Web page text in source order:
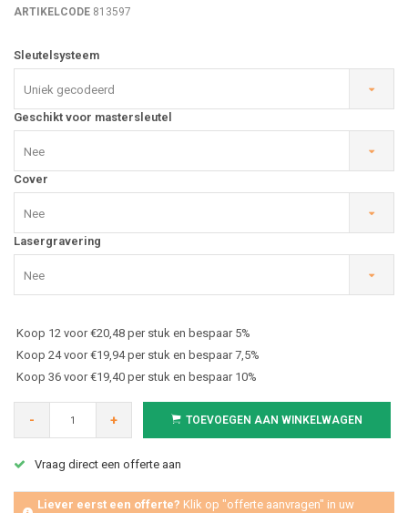
ARTIKELCODE 813597
Sleutelsysteem
Uniek gecodeerd
Geschikt voor mastersleutel
Nee
Cover
Nee
Lasergravering
Nee
Koop 12 voor €20,48 per stuk en bespaar 5%
Koop 24 voor €19,94 per stuk en bespaar 7,5%
Koop 36 voor €19,40 per stuk en bespaar 10%
- + TOEVOEGEN AAN WINKELWAGEN
Vraag direct een offerte aan
Liever eerst een offerte? Klik op "offerte aanvragen" in uw